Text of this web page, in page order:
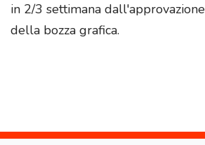
in 2/3 settimana dall'approvazione
della bozza grafica.